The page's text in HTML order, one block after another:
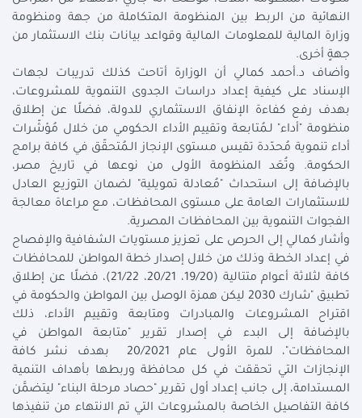
النهائية من الربط بين المنظومة المتكاملة من جهة ومنظومة
وزارة المالية للمعلومات المالية وقواعد بيانات بنك الاستثمار من
جهةٍ أخرى.
وأضاف د.أحمد كمالي أن الوزارة أتاحت كذلك تدريبات لجهات
الإسناد على كيفية إعداد دراسات الجدوى التنموية للمشروعات،
بهدف رفع كفاءة الإنفاق الاستثماري للدولة، فضلًا عن إطلاق
منظومة "أداء" لـمُتابعة وتقييم الأداء الحكومي من خلال مُؤشّرات
أداء تنموية مُحدّدة تقيس مستوى الإنجاز الـمُتحقّق في كافة برامج
الحكومة. وتُعَد المنظومة الأولى من نوعها في تاريخ مصر،
بالإضافة إلى استحداث "مُعادلة تمويلية" لضمان التوزيع العادل
للاستثمارات العامة على مستوى المحافظات، مع مراعاة معالجة
الفجوات التنموية بين المحافظات المصرية.
وأشار كمالي إلى الحرص على تعزيز مستويات الشفافية والإفصاح
في إعداد الخطة وذلك من خلال إصدار خطة المواطن للمحافظات
كافة لثلاثة أعوام متتالية (19/20، 20/21، 21/22)، فضلًا عن إطلاق
تطبيق "شارك 2030 ليكن همزة الوصل بين المواطن والحكومة في
اقتراح المشروعات والمبادرات ومتابعة وتقييم الأداء، ذلك
بالإضافة إلى البدء في إصدار تقرير "متابعة المواطن في
المحافظات"، للمرة الأولى عام 20/2021 بهدف نشر كافة
الإنجازات التي تحققت في كل محافظة وربطها بأهداف التنمية
المستدامة، إلى جانب إعداد أول تقرير "حصاد مرحلة البناء" ليتضمَّن
كافة التفاصيل الخاصة بالمشروعات التي تم الانتهاء من تنفيذها